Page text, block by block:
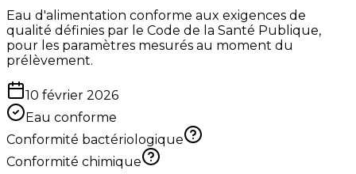
Eau d'alimentation conforme aux exigences de
qualité définies par le Code de la Santé Publique,
pour les paramètres mesurés au moment du
prélèvement.
10 février 2026
Eau conforme
Conformité bactériologique
Conformité chimique